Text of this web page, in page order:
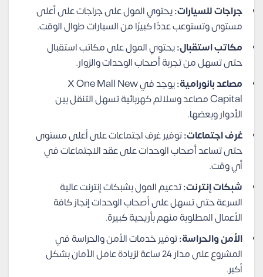
جراجات للسيارات:يحتوي المول على جراجات على أعلى
مستوى وتستوعب عددًا كبيرًا من السيارات طوال الوقت.
مكاتب استقبال:يحتوي المول على مكاتب استقبال
حتى تسهل من تجربة أصحاب الوحدات والزوار.
مصاعد بانورامية:
يوجد في X One Mall New
Capital مصاعد وسلالم كهربائية تسهل التنقل بين
الأدوار وبعضها.
غرف اجتماعات:توفير غرف اجتماعات على أعلى مستوى
حتى تساعد أصحاب الوحدات على عقد الاجتماعات في
أي وقت.
شبكات إنترنت:تدعيم المول بشبكات إنترنت عالية
السرعة حتى تسهل على أصحاب الوحدات إنجاز كافة
الأعمال المطلوبة منهم بأريحية كبيرة.
الأمن والحراسة:توفير خدمات الأمن والحراسة في
المشروع على مدار 24 ساعة لزيادة عامل الأمان بشكل
أكبر.